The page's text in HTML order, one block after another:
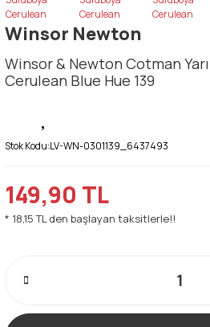
Winsor Newton
Winsor & Newton Cotman
Cerulean Blue Hue 139
Stok Kodu:LV-WN-0301139_6437493
149,90 TL
* 18,15 TL den başlayan taksitlerle!!